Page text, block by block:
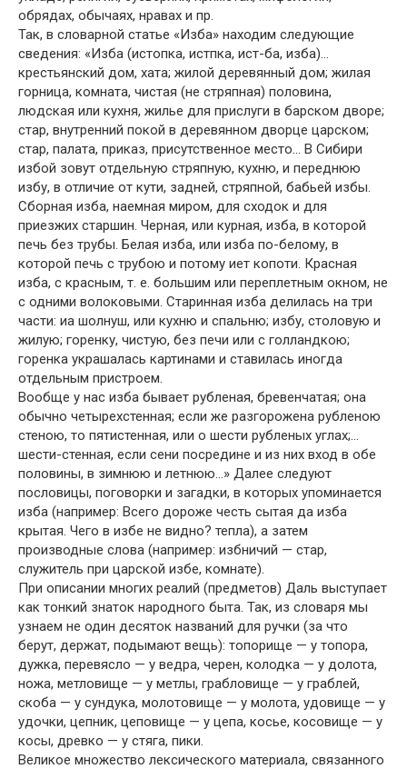
обрядах, обычаях, нравах и пр.
Так, в словарной статье «Изба» находим следующие
сведения: «Изба (истопка, истпка, ист-ба, изба)…
крестьянский дом, хата; жилой деревянный дом; жилая
горница, комната, чистая (не стряпная) половина,
людская или кухня, жилье для прислуги в барском дворе;
стар, внутренний покой в деревянном дворце царском;
стар, палата, приказ, присутственное место… В Сибири
избой зовут отдельную стряпную, кухню, и переднюю
избу, в отличие от кути, задней, стряпной, бабьей избы.
Сборная изба, наемная миром, для сходок и для
приезжих старшин. Черная, или курная, изба, в которой
печь без трубы. Белая изба, или изба по-белому, в
которой печь с трубою и потому иет копоти. Красная
изба, с красным, т. е. большим или переплетным окном, не
с одними волоковыми. Старинная изба делилась на три
части: иа шолнуш, или кухню и спальню; избу, столовую и
жилую; горенку, чистую, без печи или с голландкою;
горенка украшалась картинами и ставилась иногда
отдельным пристроем.
Вообще у нас изба бывает рубленая, бревенчатая; она
обычно четырехстенная; если же разгорожена рубленою
стеною, то пятистенная, или о шести рубленых углах;…
шести-стенная, если сени посредине и из них вход в обе
половины, в зимнюю и летнюю…» Далее следуют
пословицы, поговорки и загадки, в которых упоминается
изба (например: Всего дороже честь сытая да изба
крытая. Чего в избе не видно? тепла), а затем
производные слова (например: избничий — стар,
служитель при царской избе, комнате).
При описании многих реалий (предметов) Даль выступает
как тонкий знаток народного быта. Так, из словаря мы
узнаем не один десяток названий для ручки (за что
берут, держат, подымают вещь): топорище — у топора,
дужка, перевясло — у ведра, черен, колодка — у долота,
ножа, метловище — у метлы, грабловище — у граблей,
скоба — у сундука, молотовище — у молота, удовище — у
удочки, цепник, цеповище — у цепа, косье, косовище — у
косы, древко — у стяга, пики.
Великое множество лексического материала, связанного